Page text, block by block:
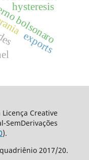
bolsonaro
hysteresis
exports
Creative
SemDerivações
).
2017/20.